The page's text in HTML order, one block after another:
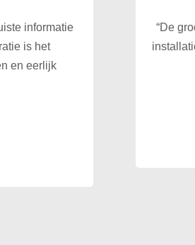
informatie
is het
en eerlijk
“De